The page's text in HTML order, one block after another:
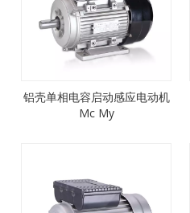
铝壳单相电容启动感应电动机
Mc My